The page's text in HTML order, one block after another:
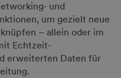
und
um gezielt neue
– allein oder im
Echtzeit-
erweiterten Daten für